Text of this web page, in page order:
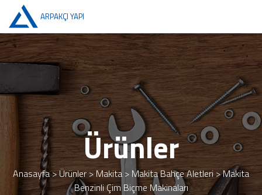
ARPAKÇI YAPI
Ürünler
Anasayfa>Ürünler> Makita > Makita Bahçe Aletleri>Makita
Benzinli Çim Biçme Makinaları